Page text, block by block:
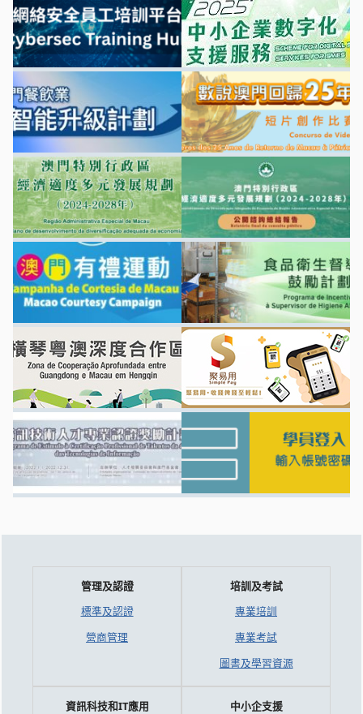
管理及認證
標準及認證
營商管理
培訓及考試
專業培訓
專業考試
圖書及學習資源
資訊科技和IT應用
中小企支援